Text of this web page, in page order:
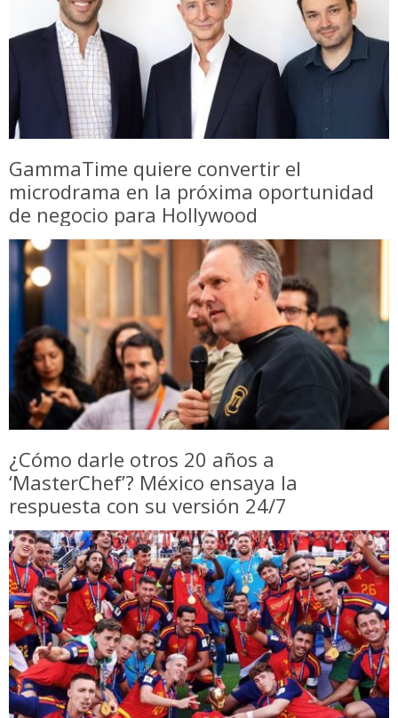
GammaTime quiere convertir el
microdrama en la próxima oportunidad
de negocio para Hollywood
¿Cómo darle otros 20 años a
‘MasterChef’? México ensaya la
respuesta con su versión 24/7